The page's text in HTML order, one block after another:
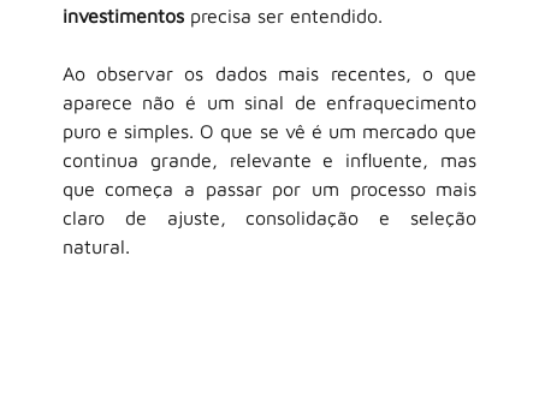
investimentos precisa ser entendido.
Ao observar os dados mais recentes, o que
aparece não é um sinal de enfraquecimento
puro e simples. O que se vê é um mercado que
continua grande, relevante e influente, mas
que começa a passar por um processo mais
claro de ajuste, consolidação e seleção
natural.